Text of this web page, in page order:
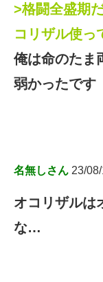
>格闘全盛期
コリザル使っ
俺は命のたま
弱かったです
名無しさん 23/
オコリザルは
な…